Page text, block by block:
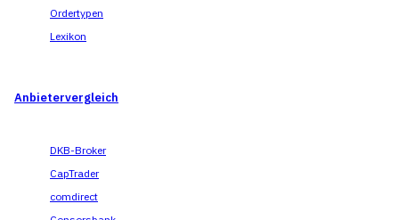
Ordertypen
Lexikon
Anbietervergleich
DKB-Broker
CapTrader
comdirect